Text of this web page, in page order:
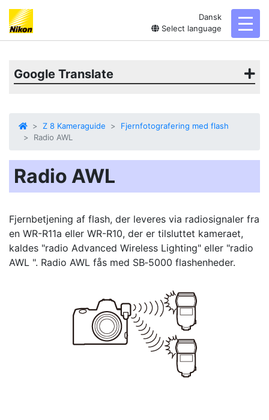
Dansk
Select language
Google Translate
Z 8 Kameraguide
Fjernfotografering med flash
Radio AWL
Radio AWL
Fjernbetjening af flash, der leveres via radiosignaler fra
en WR-R11a eller WR-R10, der er tilsluttet kameraet,
kaldes "radio Advanced Wireless Lighting" eller "radio
AWL ". Radio AWL fås med SB‑5000 flashenheder.